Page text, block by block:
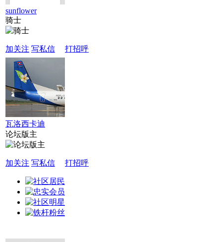
sunflower
骑士
加关注 写私信 打招呼
瓦洛西卡迪
论坛版主
加关注 写私信 打招呼